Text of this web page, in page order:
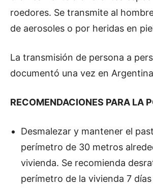
roedores. Se transmite al
de aerosoles o por heridas en
La transmisión de persona a
documentó una vez en
RECOMENDACIONES PARA LA
Desmalezar y mantener el
perímetro de 30 metros
vivienda. Se recomienda
perímetro de la vivienda 7